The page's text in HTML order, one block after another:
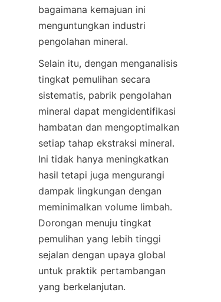
bagaimana kemajuan ini
menguntungkan industri
pengolahan mineral.
Selain itu, dengan menganalisis
tingkat pemulihan secara
sistematis, pabrik pengolahan
mineral dapat mengidentifikasi
hambatan dan mengoptimalkan
setiap tahap ekstraksi mineral.
Ini tidak hanya meningkatkan
hasil tetapi juga mengurangi
dampak lingkungan dengan
meminimalkan volume limbah.
Dorongan menuju tingkat
pemulihan yang lebih tinggi
sejalan dengan upaya global
untuk praktik pertambangan
yang berkelanjutan.